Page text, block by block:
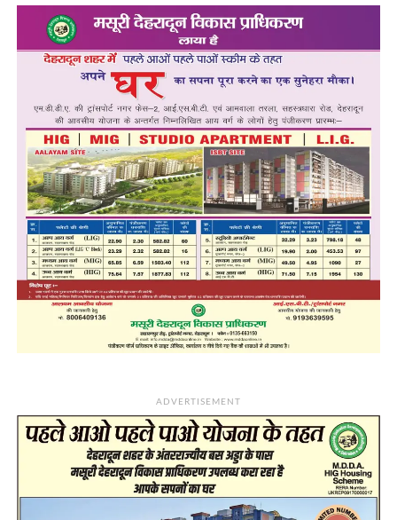
ADVERTISEMENT